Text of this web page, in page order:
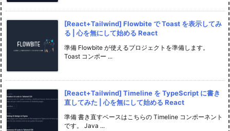
[React+Tailwind] Flowbite で Toast を表示してみ
る | 心を無にして始める React
準備 Flowbite が使えるプロジェクトを準備します。
Toast コンポー ...
[React+Tailwind] Timeline を TypeScript に書き
直してみた | 心を無にして始める React
準備 書き直すベースはこちらの Timeline コンポーネント
です。 Java ...